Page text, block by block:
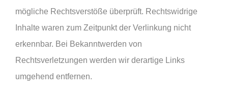
mögliche Rechtsverstöße überprüft. Rechtswidrige
Inhalte waren zum Zeitpunkt der Verlinkung nicht
erkennbar. Bei Bekanntwerden von
Rechtsverletzungen werden wir derartige Links
umgehend entfernen.